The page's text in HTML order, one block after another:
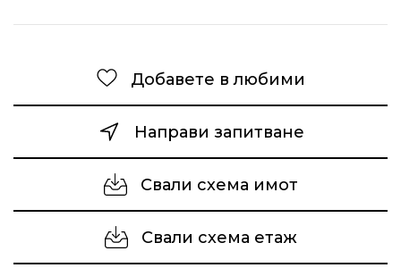
Добавете в любими
Направи запитване
Свали схема имот
Свали схема етаж